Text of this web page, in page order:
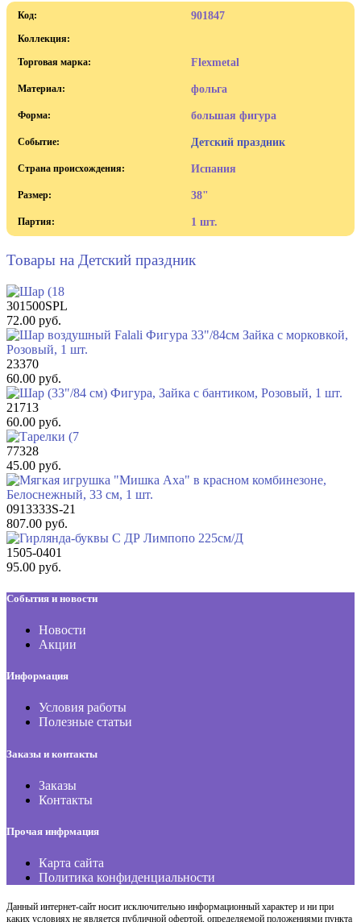
Код: 901847
Коллекция:
Торговая марка: Flexmetal
Материал: фольга
Форма: большая фигура
Событие: Детский праздник
Страна происхождения: Испания
Размер: 38"
Партия: 1 шт.
Товары на Детский праздник
301500SPL
72.00 руб.
23370
60.00 руб.
21713
60.00 руб.
77328
45.00 руб.
0913333S-21
807.00 руб.
1505-0401
95.00 руб.
События и новости
Новости
Акции
Информация
Условия работы
Полезные статьи
Заказы и контакты
Заказы
Контакты
Прочая инфрмация
Карта сайта
Политика конфиденциальности
Данный интернет-сайт носит исключительно информационный характер и ни при
каких условиях не является публичной офертой, определяемой положениями пункта